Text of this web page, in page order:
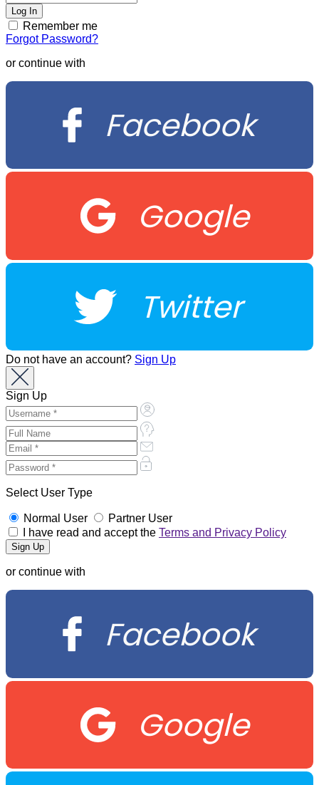
Remember me
Forgot Password?
or continue with
Facebook
Google
Twitter
Do not have an account? Sign Up
Sign Up
Select User Type
Normal User
Partner User
I have read and accept the Terms and Privacy Policy
or continue with
Facebook
Google